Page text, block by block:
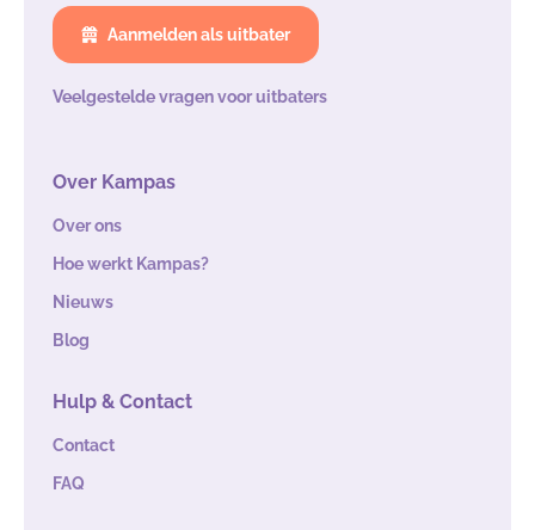
Aanmelden als uitbater
Veelgestelde vragen voor uitbaters
Over Kampas
Over ons
Hoe werkt Kampas?
Nieuws
Blog
Hulp & Contact
Contact
FAQ